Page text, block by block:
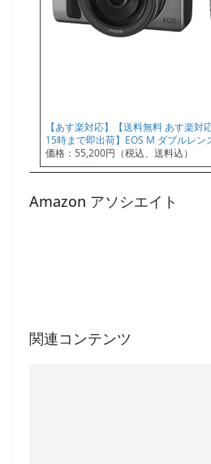
【あす楽対応】【送料無料 あす楽対
15時まで即出荷】EOS M ダブルレン
価格：55,200円（税込、送料込）
Amazon アソシエイト
関連コンテンツ